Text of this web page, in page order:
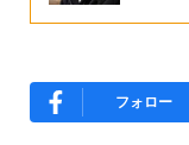
フォロー